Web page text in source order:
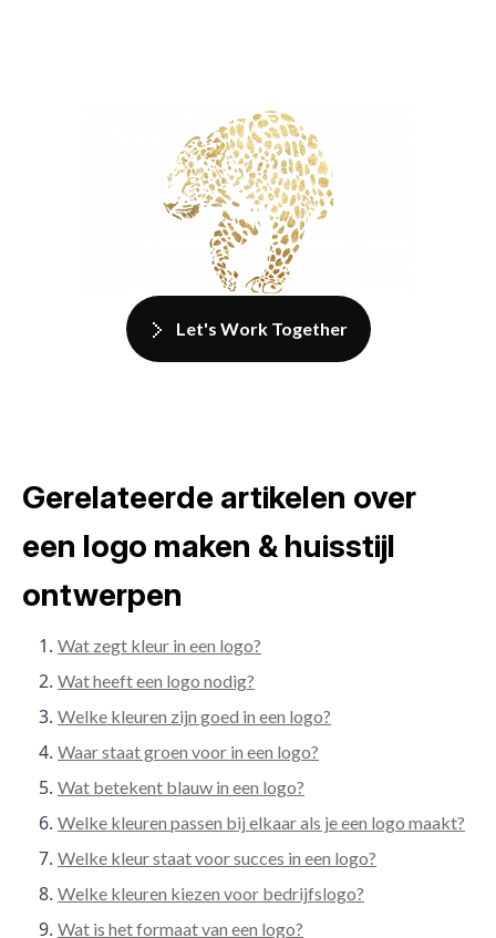
Let's Work Together
Gerelateerde artikelen over
een logo maken & huisstijl
ontwerpen
Wat zegt kleur in een logo?
Wat heeft een logo nodig?
Welke kleuren zijn goed in een logo?
Waar staat groen voor in een logo?
Wat betekent blauw in een logo?
Welke kleuren passen bij elkaar als je een logo maakt?
Welke kleur staat voor succes in een logo?
Welke kleuren kiezen voor bedrijfslogo?
Wat is het formaat van een logo?